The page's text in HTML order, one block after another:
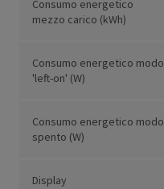
Consumo energetico
mezzo carico (kWh)
Consumo energetico modo
'left-on' (W)
Consumo energetico modo
spento (W)
Display